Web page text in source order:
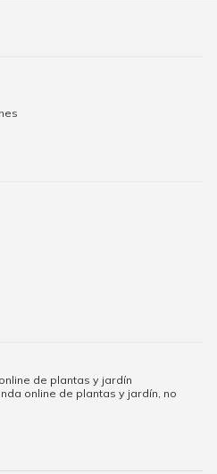
de plantas y jardín
online de plantas y jardín, no